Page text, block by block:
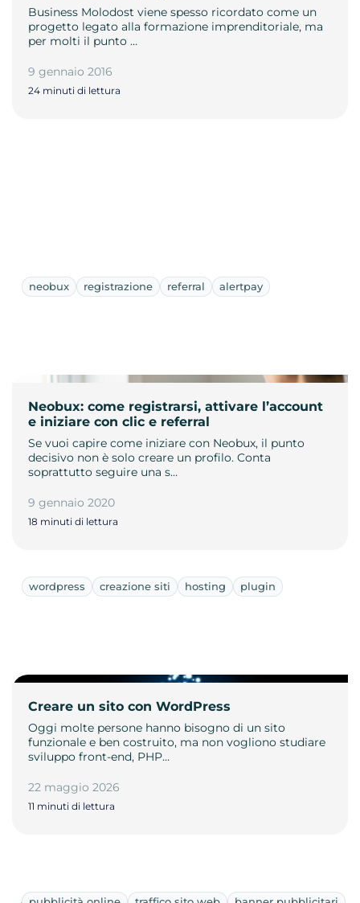
Business Molodost viene spesso ricordato come un
progetto legato alla formazione imprenditoriale, ma
per molti il punto …
9 gennaio 2016
24 minuti di lettura
neobux registrazione referral alertpay
Neobux: come registrarsi, attivare l’account
e iniziare con clic e referral
Se vuoi capire come iniziare con Neobux, il punto
decisivo non è solo creare un profilo. Conta
soprattutto seguire una s…
9 gennaio 2020
18 minuti di lettura
wordpress creazione siti hosting plugin
Creare un sito con WordPress
Oggi molte persone hanno bisogno di un sito
funzionale e ben costruito, ma non vogliono studiare
sviluppo front-end, PHP…
22 maggio 2026
11 minuti di lettura